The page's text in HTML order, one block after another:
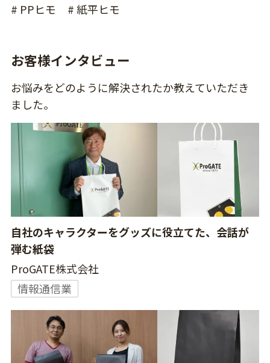
# PPヒモ
# 紙平ヒモ
お客様インタビュー
お悩みをどのように解決されたか教えていただき
ました。
自社のキャラクターをグッズに役立てた、会話が
弾む紙袋
ProGATE株式会社
情報通信業